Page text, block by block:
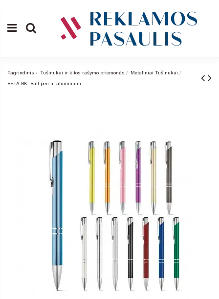
Pagrindinis Tušinukai ir kitos rašymo priemonės
Metaliniai Tušinukai
BETA BK. Ball pen in aluminium